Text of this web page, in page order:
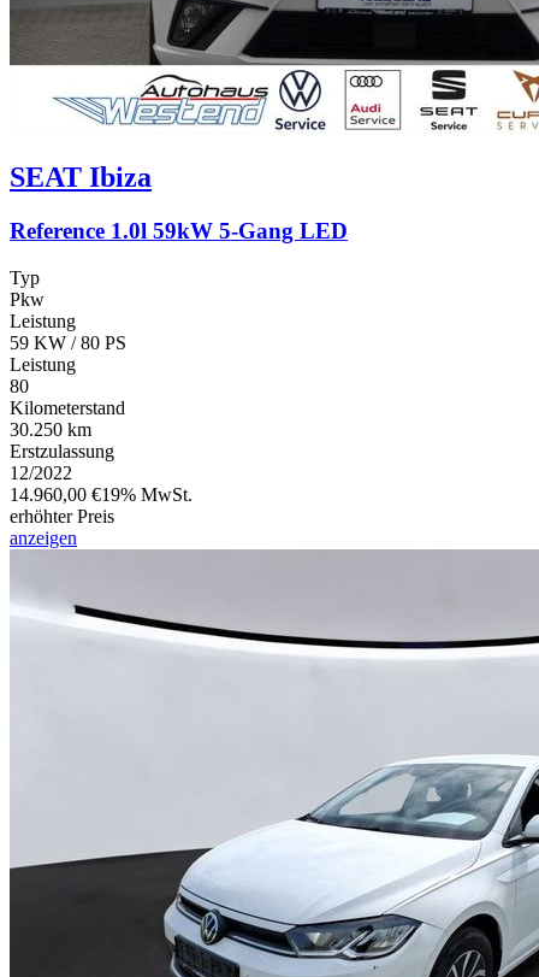
SEAT Ibiza
Reference 1.0l 59kW 5-Gang LED
Typ
Pkw
Leistung
59 KW / 80 PS
Leistung
80
Kilometerstand
30.250 km
Erstzulassung
12/2022
14.960,00 €19% MwSt.
erhöhter Preis
anzeigen